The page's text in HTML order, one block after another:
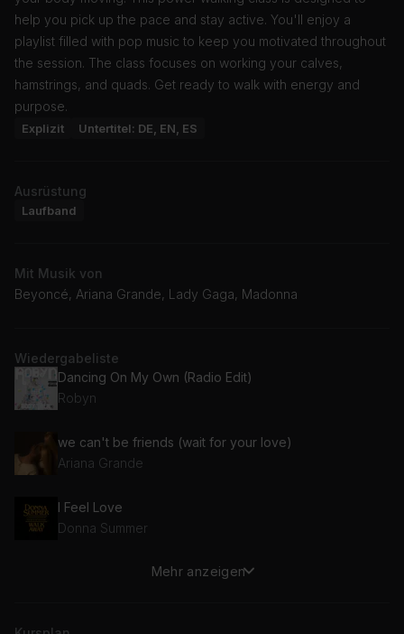
help you pick up the pace and stay active. You'll enjoy a
playlist filled with pop music to keep you motivated throughout
the session. The class focuses on working your calves,
hamstrings, and quads. Get ready to walk with energy and
purpose.
Explizit Untertitel: DE, EN, ES
Ausrüstung
Laufband
Mit Musik von
Beyoncé, Ariana Grande, Lady Gaga, Madonna
Wiedergabeliste
Dancing On My Own (Radio Edit)
Robyn
we can't be friends (wait for your love)
Ariana Grande
I Feel Love
Donna Summer
Begin Again (Joe Goddard Remix / Edit)
Mehr anzeigen